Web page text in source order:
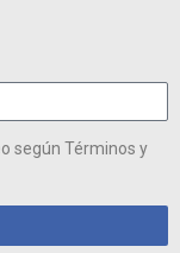
según Términos y